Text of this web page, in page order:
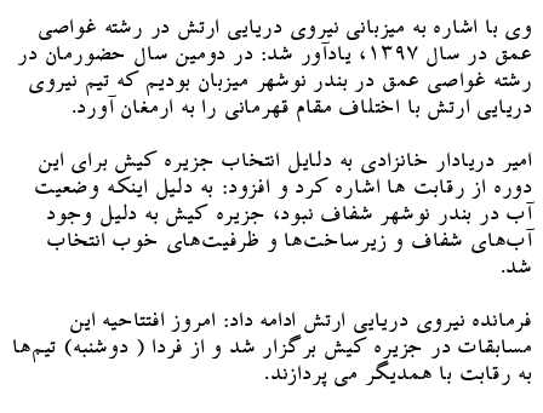
وی با اشاره به میزبانی نیروی دریایی ارتش در رشته غواصی
عمق در سال ۱۳۹۷، یادآور شد: در دومین سال حضورمان در
رشته غواصی عمق در بندر نوشهر میزبان بودیم که تیم نیروی
دریایی ارتش با اختلاف مقام قهرمانی را به ارمغان آورد.
امیر دریادار خانزادی به دلایل انتخاب جزیره کیش برای این
دوره از رقابت ها اشاره کرد و افزود: به دلیل اینکه وضعیت
آب در بندر نوشهر شفاف نبود، جزیره کیش به دلیل وجود
آب‌های شفاف و زیرساخت‌ها و ظرفیت‌های خوب انتخاب
شد.
فرمانده نیروی دریایی ارتش ادامه داد: امروز افتتاحیه این
مسابقات در جزیره کیش برگزار شد و از فردا ( دوشنبه) تیم‌ها
به رقابت با همدیگر می پردازند.